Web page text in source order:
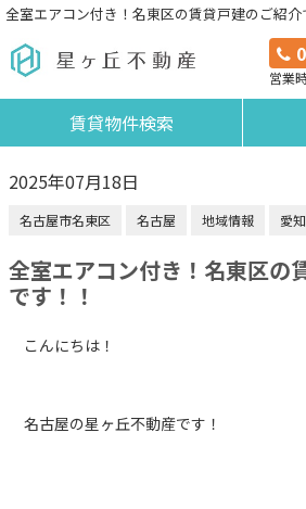
全室エアコン付き！名東区の賃貸戸建のご紹介
営業
賃貸物件検索
2025年07月18日
名古屋市名東区 名古屋 地域情報 愛
全室エアコン付き！名東区の
です！！
こんにちは！
名古屋の星ヶ丘不動産です！